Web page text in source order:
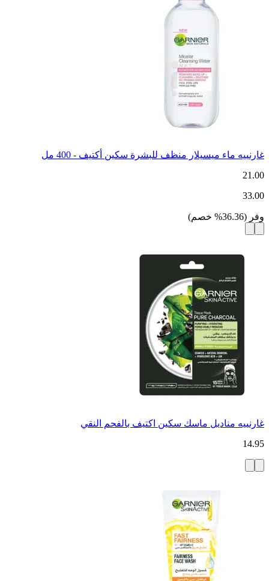
غارنييه ماء ميسيلار منظف للبشرة سكين أكتيف - 400 مل
21.00
33.00
وفر (
36.36
% خصم)
غارنييه مناديل ماسك سكين اكتيف بالفحم النقي
14.95